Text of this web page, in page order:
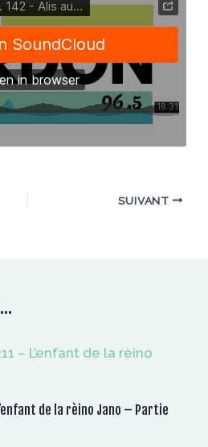
SUIVANT
de la rèino Jano – Partie